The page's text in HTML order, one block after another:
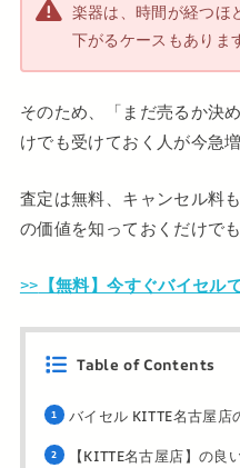
楽器は、時間が経つほ
下がるケースもありま
そのため、「まだ売るか決
けでも受けておく人が今急
査定は無料、キャンセル料
の価値を知っておくだけで
>> 【無料】今すぐバイセル
Table of Contents
バイセル KITTE名古屋店
【KITTE名古屋店】の良